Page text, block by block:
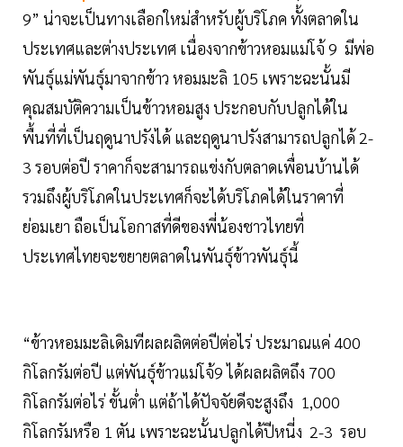
9” น่าจะเป็นทางเลือกใหม่สำหรับผู้บริโภค ทั้งตลาดใน
ประเทศและต่างประเทศ เนื่องจากข้าวหอมแม่โจ้ 9 มีพ่อ
พันธุ์แม่พันธุ์มาจากข้าว หอมมะลิ 105 เพราะฉะนั้นมี
คุณสมบัติความเป็นข้าวหอมสูง ประกอบกับปลูกได้ใน
พื้นที่ที่เป็นฤดูนาปรังได้ และฤดูนาปรังสามารถปลูกได้ 2-
3 รอบต่อปี ราคาก็จะสามารถแข่งกับตลาดเพื่อนบ้านได้
รวมถึงผู้บริโภคในประเทศก็จะได้บริโภคได้ในราคาที่
ย่อมเยา ถือเป็นโอกาสที่ดีของพี่น้องชาวไทยที่
ประเทศไทยจะขยายตลาดในพันธุ์ข้าวพันธุ์นี้
“ข้าวหอมมะลิเดิมทีผลผลิตต่อปีต่อไร่ ประมาณแค่ 400
กิโลกรัมต่อปี แต่พันธุ์ข้าวแม่โจ้9 ได้ผลผลิตถึง 700
กิโลกรัมต่อไร่ ขั้นต่ำ แต่ถ้าได้ปัจจัยดีจะสูงถึง 1,000
กิโลกรัมหรือ 1 ตัน เพราะฉะนั้นปลูกได้ปีหนี่ง 2-3 รอบ